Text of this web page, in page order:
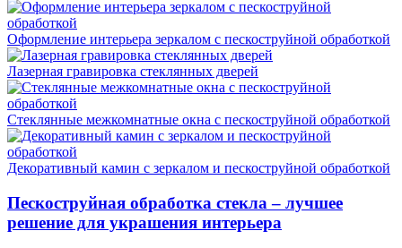
Оформление интерьера зеркалом с пескоструйной обработкой
Лазерная гравировка стеклянных дверей
Стеклянные межкомнатные окна с пескоструйной обработкой
Декоративный камин с зеркалом и пескоструйной обработкой
Пескоструйная обработка стекла – лучшее
решение для украшения интерьера